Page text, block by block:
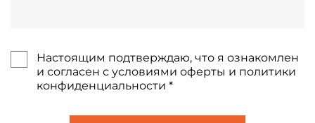
Настоящим подтверждаю, что я ознакомлен
и согласен с условиями оферты и политики
конфиденциальности *